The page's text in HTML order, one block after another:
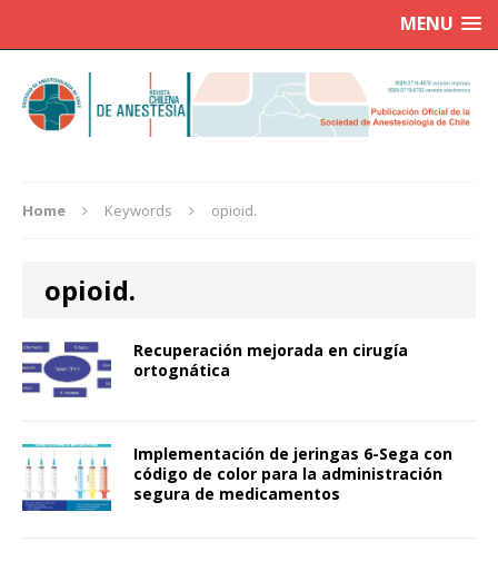
MENU
Home Keywords opioid.
opioid.
Recuperación mejorada en cirugía
ortognática
Implementación de jeringas 6-Sega con
código de color para la administración
segura de medicamentos